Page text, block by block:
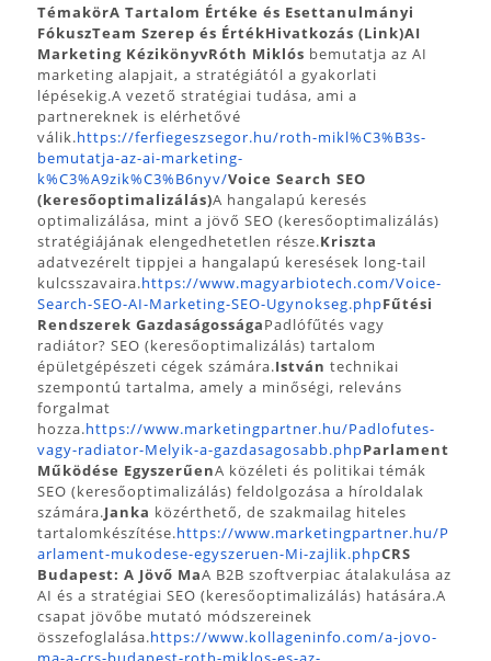
TémakörA Tartalom Értéke és Esettanulmányi
FókuszTeam Szerep és ÉrtékHivatkozás (Link)AI
Marketing KézikönyvRóth Miklós bemutatja az AI
marketing alapjait, a stratégiától a gyakorlati
lépésekig.A vezető stratégiai tudása, ami a
partnereknek is elérhetővé
válik.https://ferfiegeszsegor.hu/roth-mikl%C3%B3s-
bemutatja-az-ai-marketing-
k%C3%A9zik%C3%B6nyv/Voice Search SEO
(keresőoptimalizálás)A hangalapú keresés
optimalizálása, mint a jövő SEO (keresőoptimalizálás)
stratégiájának elengedhetetlen része.Kriszta
adatvezérelt tippjei a hangalapú keresések long-tail
kulcsszavaira.https://www.magyarbiotech.com/Voice-
Search-SEO-AI-Marketing-SEO-Ugynokseg.phpFűtési
Rendszerek GazdaságosságaPadlófűtés vagy
radiátor? SEO (keresőoptimalizálás) tartalom
épületgépészeti cégek számára.István technikai
szempontú tartalma, amely a minőségi, releváns
forgalmat
hozza.https://www.marketingpartner.hu/Padlofutes-
vagy-radiator-Melyik-a-gazdasagosabb.phpParlament
Működése EgyszerűenA közéleti és politikai témák
SEO (keresőoptimalizálás) feldolgozása a híroldalak
számára.Janka közérthető, de szakmailag hiteles
tartalomkészítése.https://www.marketingpartner.hu/P
arlament-mukodese-egyszeruen-Mi-zajlik.phpCRS
Budapest: A Jövő MaA B2B szoftverpiac átalakulása az
AI és a stratégiai SEO (keresőoptimalizálás) hatására.A
csapat jövőbe mutató módszereinek
összefoglalása.https://www.kollageninfo.com/a-jovo-